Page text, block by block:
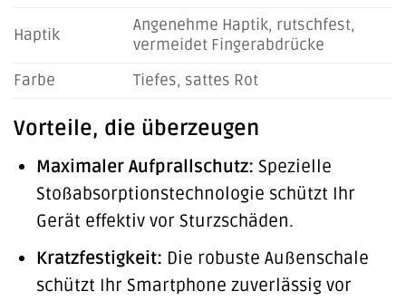
Haptik
Angenehme Haptik, rutschfest,
vermeidet Fingerabdrücke
Farbe
Tiefes, sattes Rot
Vorteile, die überzeugen
Maximaler Aufprallschutz: Spezielle
Stoßabsorptionstechnologie schützt Ihr
Gerät effektiv vor Sturzschäden.
Kratzfestigkeit: Die robuste Außenschale
schützt Ihr Smartphone zuverlässig vor